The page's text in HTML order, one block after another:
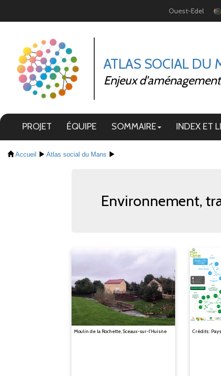
Ouest-Edel
ATLAS SOCIAL DU
Enjeux
PROJET ÉQUIPE SOMMAIRE INDEX ET
Accueil Atlas social du Mans
Environnement,
Moulin de la Rochette, Sceaux-sur-l'Huisne Crédits :